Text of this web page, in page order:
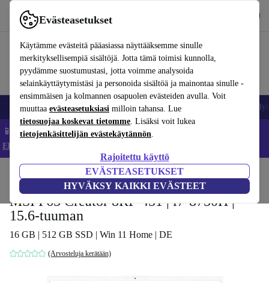
Evästeasetukset
Käytämme evästeitä pääasiassa näyttääksemme sinulle
merkityksellisempiä sisältöjä. Jotta tämä toimisi kunnolla,
pyydämme suostumustasi, jotta voimme analysoida
selainkäyttäytymistäsi ja personoida sisältöä ja mainontaa sinulle -
ensimmäisen ja kolmannen osapuolen evästeiden avulla. Voit
muuttaa evästeasetuksiasi milloin tahansa. Lue
tietosuojaa koskevat tietomme. Lisäksi voit lukea
tietojenkäsittelijän evästekäytännön.
Rajoitettu käyttö
EVÄSTEASETUKSET
HYVÄKSY KAIKKI EVÄSTEET
Käytä refurbed-palvelua nopeasti ja helposti
Matkapuhelimet ja älypuhelimet Kannettavat tietokoneet
📱 Säästä 5 % LISÄÄ iPhoneista – Koodi: IPHONEDEAL –
Ehdot ja säännöt
Kannettavat tietokoneet
MSI P65 Creator 8RF-451 | i7-8750H |
15.6-tuuman
16 GB | 512 GB SSD | Win 11 Home | DE
(Arvosteluja kerätään)